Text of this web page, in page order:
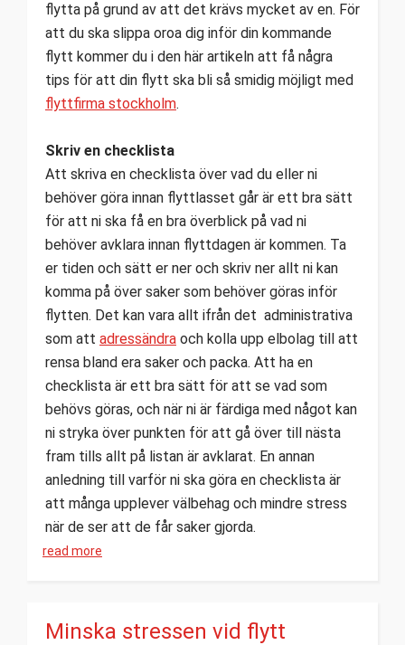
flytta på grund av att det krävs mycket av en. För
att du ska slippa oroa dig inför din kommande
flytt kommer du i den här artikeln att få några
tips för att din flytt ska bli så smidig möjligt med
flyttfirma stockholm.
Skriv en checklista
Att skriva en checklista över vad du eller ni
behöver göra innan flyttlasset går är ett bra sätt
för att ni ska få en bra överblick på vad ni
behöver avklara innan flyttdagen är kommen. Ta
er tiden och sätt er ner och skriv ner allt ni kan
komma på över saker som behöver göras inför
flytten. Det kan vara allt ifrån det administrativa
som att adressändra och kolla upp elbolag till att
rensa bland era saker och packa. Att ha en
checklista är ett bra sätt för att se vad som
behövs göras, och när ni är färdiga med något kan
ni stryka över punkten för att gå över till nästa
fram tills allt på listan är avklarat. En annan
anledning till varför ni ska göra en checklista är
att många upplever välbehag och mindre stress
när de ser att de får saker gjorda.
read more
Minska stressen vid flytt